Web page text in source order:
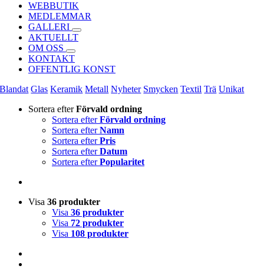
WEBBUTIK
MEDLEMMAR
GALLERI
AKTUELLT
OM OSS
KONTAKT
OFFENTLIG KONST
Blandat Glas Keramik Metall Nyheter Smycken Textil Trä Unikat
Sortera efterFörvald ordning
Sortera efterFörvald ordning
Sortera efterNamn
Sortera efterPris
Sortera efterDatum
Sortera efterPopularitet
Visa 36 produkter
Visa 36 produkter
Visa 72 produkter
Visa 108 produkter